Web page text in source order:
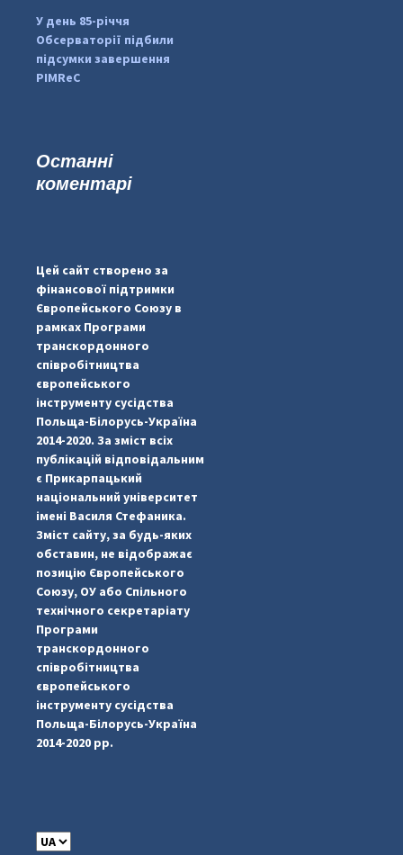
#PipIvanToday
У день 85-річчя
Обсерваторії підбили
підсумки завершення
PIMReC
Останні
коментарі
Цей сайт створено за
фінансової підтримки
Європейського Союзу в
рамках Програми
транскордонного
співробітництва
європейського
інструменту сусідства
Польща-Білорусь-Україна
2014-2020. За зміст всіх
публікацій відповідальним
є Прикарпацький
національний університет
імені Василя Стефаника.
Зміст сайту, за будь-яких
обставин, не відображає
позицію Європейського
Союзу, ОУ або Спільного
технічного секретаріату
Програми
транскордонного
співробітництва
європейського
інструменту сусідства
Польща-Білорусь-Україна
2014-2020 рр.
C